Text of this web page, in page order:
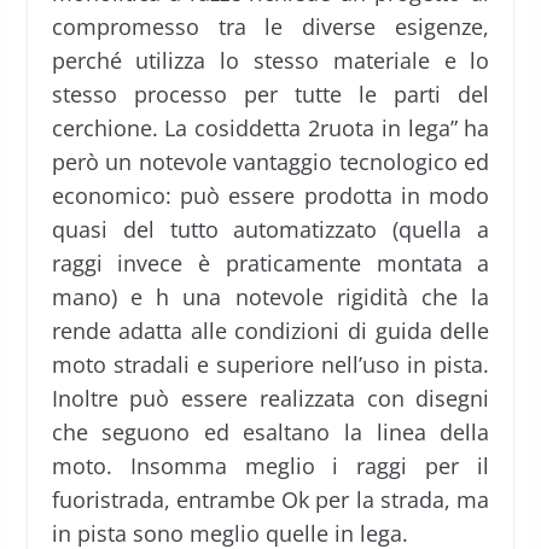
compromesso tra le diverse esigenze,
perché utilizza lo stesso materiale e lo
stesso processo per tutte le parti del
cerchione. La cosiddetta 2ruota in lega” ha
però un notevole vantaggio tecnologico ed
economico: può essere prodotta in modo
quasi del tutto automatizzato (quella a
raggi invece è praticamente montata a
mano) e h una notevole rigidità che la
rende adatta alle condizioni di guida delle
moto stradali e superiore nell’uso in pista.
Inoltre può essere realizzata con disegni
che seguono ed esaltano la linea della
moto. Insomma meglio i raggi per il
fuoristrada, entrambe Ok per la strada, ma
in pista sono meglio quelle in lega.